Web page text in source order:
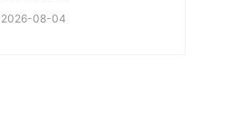
2026-08-04